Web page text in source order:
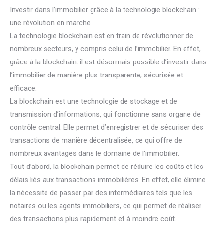
Investir dans lʼimmobilier grâce à la technologie blockchain :
une révolution en marche
La technologie blockchain est en train de révolutionner de
nombreux secteurs, y compris celui de l’immobilier. En effet,
grâce à la blockchain, il est désormais possible d’investir dans
l’immobilier de manière plus transparente, sécurisée et
efficace.
La blockchain est une technologie de stockage et de
transmission d’informations, qui fonctionne sans organe de
contrôle central. Elle permet d’enregistrer et de sécuriser des
transactions de manière décentralisée, ce qui offre de
nombreux avantages dans le domaine de l’immobilier.
Tout d’abord, la blockchain permet de réduire les coûts et les
délais liés aux transactions immobilières. En effet, elle élimine
la nécessité de passer par des intermédiaires tels que les
notaires ou les agents immobiliers, ce qui permet de réaliser
des transactions plus rapidement et à moindre coût.